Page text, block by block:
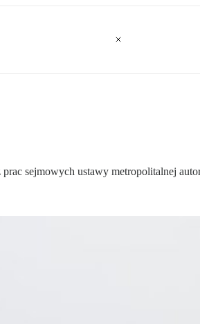
sejmowych ustawy metropolitalnej